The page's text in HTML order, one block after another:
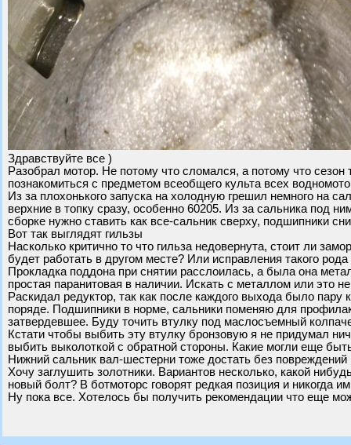
Здравствуйте все )
Разобрал мотор. Не потому что сломался, а потому что
познакомиться с предметом всеобщего культа всех
Из за плохонького запуска на холодную грешил немного на
верхние в топку сразу, особенно 60205. Из за сальника под
сборке нужно ставить как все-сальник сверху, подшипники
Вот так выглядят гильзы
Насколько критично то что гильза недовернута, стоит ли
будет работать в другом месте? Или исправления такого
Прокладка поддона при снятии расслоилась, а была она
простая паранитовая в наличии. Искать с металлом или это
Раскидал редуктор, так как после каждого выхода было
поряде. Подшипники в норме, сальники поменяю для
затвердевшее. Буду точить втулку под маслосъемный
Кстати чтобы выбить эту втулку бронзовую я не придумал
выбить выколоткой с обратной стороны. Какие могли еще
Нижний сальник вал-шестерни тоже достать без
Хочу заглушить золотники. Вариантов несколько, какой
новый болт? В ботмоторс говорят редкая позиция и никогда
Ну пока все. Хотелось бы получить рекомендации что еще